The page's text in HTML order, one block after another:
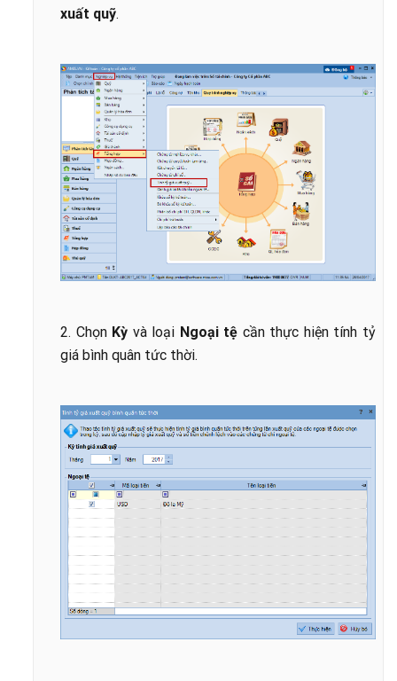
xuất quỹ.
2. Chọn Kỳ và loại Ngoại tệ cần thực hiện tính tỷ
giá bình quân tức thời.